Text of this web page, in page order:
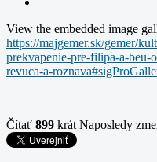
View the embedded image
https://majgemer.sk/gemer/
prekvapenie-pre-filipa-a-
revuca-a-
Čítať 899 krát Naposledy